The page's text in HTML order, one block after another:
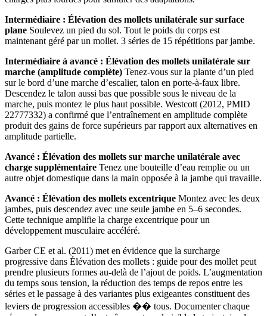
Intermédiaire : Élévation des mollets unilatérale sur surface
plane Soulevez un pied du sol. Tout le poids du corps est
maintenant géré par un mollet. 3 séries de 15 répétitions par jambe.
Intermédiaire à avancé : Élévation des mollets unilatérale sur
marche (amplitude complète) Tenez-vous sur la plante d’un pied
sur le bord d’une marche d’escalier, talon en porte-à-faux libre.
Descendez le talon aussi bas que possible sous le niveau de la
marche, puis montez le plus haut possible. Westcott (2012, PMID
22777332) a confirmé que l’entraînement en amplitude complète
produit des gains de force supérieurs par rapport aux alternatives en
amplitude partielle.
Avancé : Élévation des mollets sur marche unilatérale avec
charge supplémentaire Tenez une bouteille d’eau remplie ou un
autre objet domestique dans la main opposée à la jambe qui travaille.
Avancé : Élévation des mollets excentrique Montez avec les deux
jambes, puis descendez avec une seule jambe en 5–6 secondes.
Cette technique amplifie la charge excentrique pour un
développement musculaire accéléré.
Garber CE et al. (2011) met en évidence que la surcharge
progressive dans Élévation des mollets : guide pour des mollet peut
prendre plusieurs formes au-delà de l’ajout de poids. L’augmentation
du temps sous tension, la réduction des temps de repos entre les
séries et le passage à des variantes plus exigeantes constituent des
leviers de progression accessibles �� tous. Documenter chaque